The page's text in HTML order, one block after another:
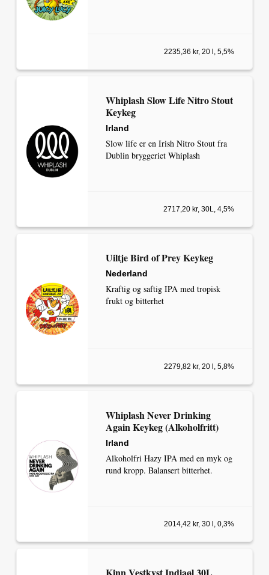
2235,36 kr, 20 l, 5,5%
Whiplash Slow Life Nitro Stout
Keykeg
Irland
Slow life er en Irish Nitro Stout fra
Dublin bryggeriet Whiplash
2717,20 kr, 30L, 4,5%
Uiltje Bird of Prey Keykeg
Nederland
Kraftig og saftig IPA med tropisk
frukt og bitterhet
2279,82 kr, 20 l, 5,8%
Whiplash Never Drinking
Again Keykeg (Alkoholfritt)
Irland
Alkoholfri Hazy IPA med en myk og
rund kropp. Balansert bitterhet.
2014,42 kr, 30 l, 0,3%